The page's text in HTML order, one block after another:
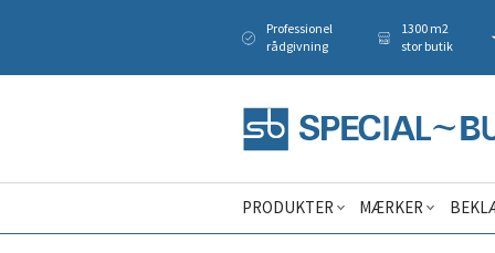
Professionel
rådgivning
1300 m2
stor butik
PRODUKTER MÆRKER